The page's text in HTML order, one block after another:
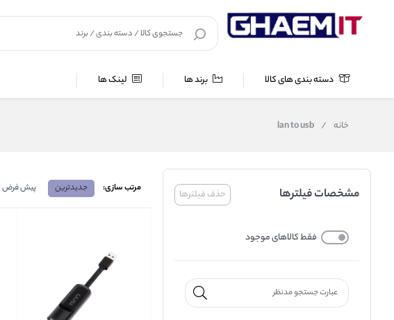
دسته بندی های کالا برند ها لینک ها
خانه /
lan to usb
حذف فیلترها مشخصات فیلترها
فقط کالاهای موجود
مرتب سازی: جدیدترین پیش فرض